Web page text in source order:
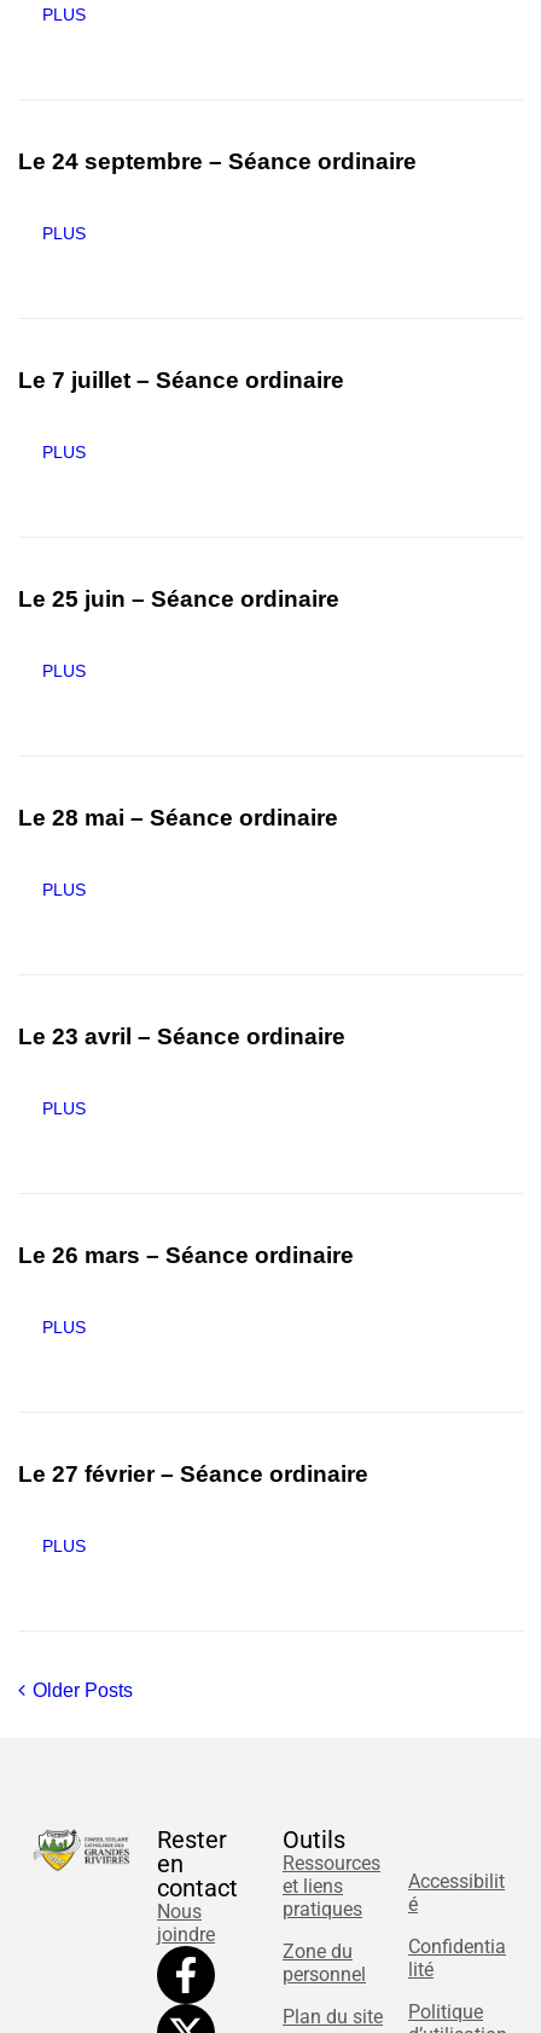
PLUS
Le 24 septembre – Séance ordinaire
PLUS
Le 7 juillet – Séance ordinaire
PLUS
Le 25 juin – Séance ordinaire
PLUS
Le 28 mai – Séance ordinaire
PLUS
Le 23 avril – Séance ordinaire
PLUS
Le 26 mars – Séance ordinaire
PLUS
Le 27 février – Séance ordinaire
PLUS
Older Posts
Rester
en
contact
Nous
joindre
Outils
Ressources
et liens
pratiques
Zone du
personnel
Plan du site
Accessibilit
é
Confidentia
lité
Politique